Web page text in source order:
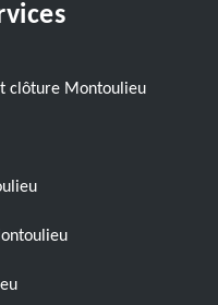
clôture Montoulieu